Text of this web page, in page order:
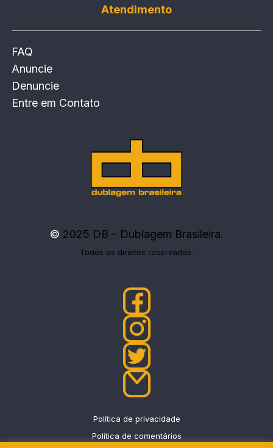
Atendimento
FAQ
Anuncie
Denuncie
Entre em Contato
© 2025 DB – Dublagem Brasileira.
Todos os direitos reservados.
Política de privacidade
Política de comentários